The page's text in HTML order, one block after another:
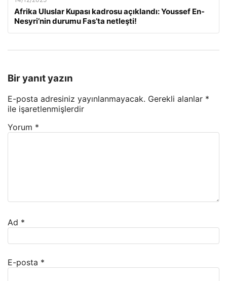
Afrika Uluslar Kupası kadrosu açıklandı: Youssef En-
Nesyri’nin durumu Fas’ta netleşti!
Bir yanıt yazın
E-posta adresiniz yayınlanmayacak. Gerekli alanlar *
ile işaretlenmişlerdir
Yorum *
Ad *
E-posta *